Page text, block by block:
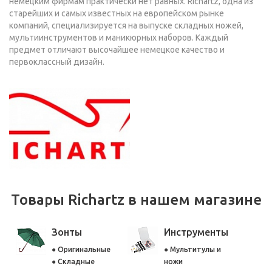
старейших и самых известных на европейском рынке
компаний, специализируется на выпуске складных ножей,
мультиинструментов и маникюрных наборов. Каждый
предмет отличают высочайшее немецкое качество и
первоклассный дизайн.
Товары Richartz в нашем магазине
Зонты
Оригинальные
Складные
Инструменты
Мультитулы и
ножи